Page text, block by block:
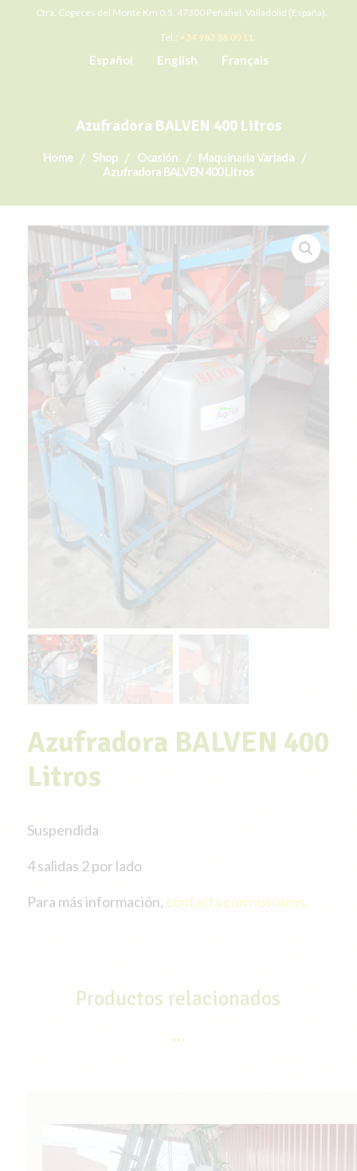
Ctra. Cogeces del Monte Km 0,5. 47300 Peñafiel, Valladolid (España).
Tel.: +34 983 88 00 11
Español English Français
Azufradora BALVEN 400 Litros
Home Shop Ocasión
Maquinaria Variada
Azufradora BALVEN 400 Litros
Azufradora BALVEN 400
Litros
Suspendida
4 salidas 2 por lado
Para más información, contacta con nosotros.
Productos relacionados